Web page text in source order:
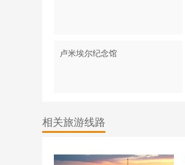
卢米埃尔纪念馆
相关旅游线路